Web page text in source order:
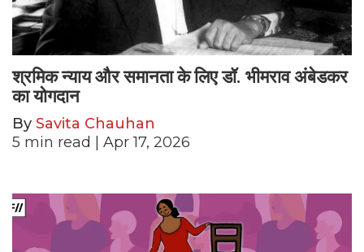
श्रमिक न्याय और समानता के लिए डॉ. भीमराव अंबेडकर
का योगदान
By Savita Chauhan
5 min read | Apr 17, 2026